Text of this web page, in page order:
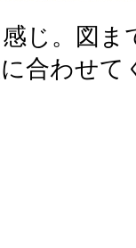
じ。図
合わせ